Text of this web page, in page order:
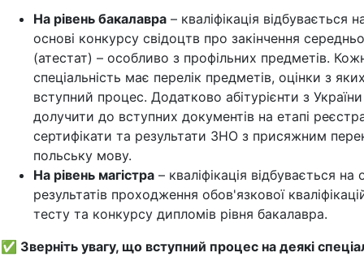
На рівень бакалавра – кваліфікація відбувається
основі конкурсу свідоцтв про закінчення
(атестат) – особливо з профільних предметів.
спеціальність має перелік предметів, оцінки з
вступний процес. Додатково абітурієнти з
долучити до вступних документів на етапі
сертифікати та результати ЗНО з присяжним
польську мову.
На рівень магістра – кваліфікація відбувається на
результатів проходження обов'язкової
тесту та конкурсу дипломів рівня бакалавра.
✅ Зверніть увагу, що вступний процес на деякі